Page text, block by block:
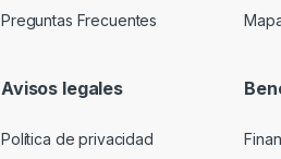
Preguntas Frecuentes
Avisos legales
Política de privacidad